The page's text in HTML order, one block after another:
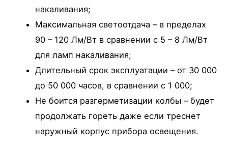
накаливания;
Максимальная светоотдача – в пределах
90 – 120 Лм/Вт в сравнении с 5 – 8 Лм/Вт
для ламп накаливания;
Длительный срок эксплуатации – от 30 000
до 50 000 часов, в сравнении с 1 000;
Не боится разгерметизации колбы – будет
продолжать гореть даже если треснет
наружный корпус прибора освещения.